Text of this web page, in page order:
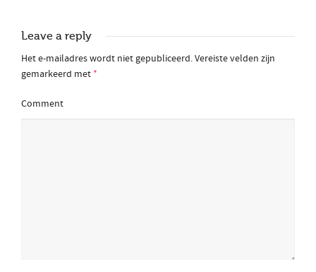
Leave a reply
Het e-mailadres wordt niet gepubliceerd.Vereiste velden zijn
gemarkeerd met *
Comment